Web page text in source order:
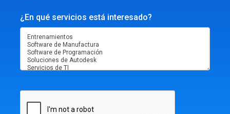
¿En qué servicios está interesado?